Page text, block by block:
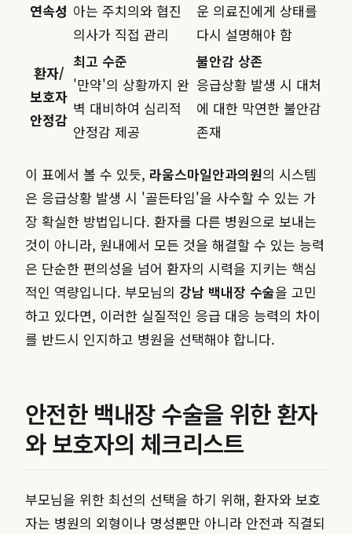
연속성 아는 주치의와 협진
의사가 직접 관리
운 의료진에게 상태를
다시 설명해야 함
환자/
보호자
안정감
최고 수준
'만약'의 상황까지 완
벽 대비하여 심리적
안정감 제공
불안감 상존
응급상황 발생 시 대처
에 대한 막연한 불안감
존재
이 표에서 볼 수 있듯, 라움스마일안과의원의 시스템
은 응급상황 발생 시 '골든타임'을 사수할 수 있는 가
장 확실한 방법입니다. 환자를 다른 병원으로 보내는
것이 아니라, 원내에서 모든 것을 해결할 수 있는 능력
은 단순한 편의성을 넘어 환자의 시력을 지키는 핵심
적인 역량입니다. 부모님의 강남 백내장 수술을 고민
하고 있다면, 이러한 실질적인 응급 대응 능력의 차이
를 반드시 인지하고 병원을 선택해야 합니다.
안전한 백내장 수술을 위한 환자
와 보호자의 체크리스트
부모님을 위한 최선의 선택을 하기 위해, 환자와 보호
자는 병원의 외형이나 명성뿐만 아니라 안전과 직결되